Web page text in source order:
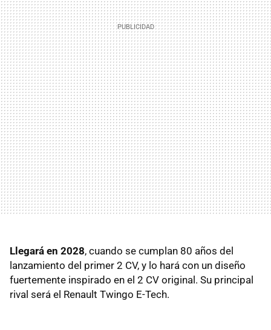
Llegará en 2028, cuando se cumplan 80 años del
lanzamiento del primer 2 CV, y lo hará con un diseño
fuertemente inspirado en el 2 CV original. Su principal
rival será el Renault Twingo E-Tech.